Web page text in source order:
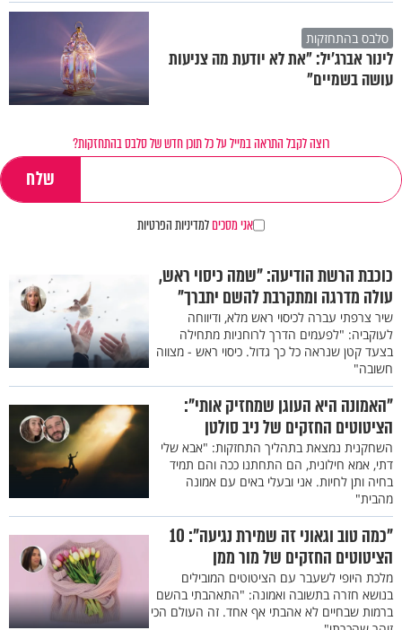
סלבס בהתחזקות
לינור אברג'יל: "את לא יודעת מה צניעות
עושה בשמיים"
רוצה לקבל התראה במייל על כל תוכן חדש של סלבס בהתחזקות?
אני מסכיםלמדיניות הפרטיות
כוכבת הרשת הודיעה: "שמה כיסוי ראש,
עולה מדרגה ומתקרבת להשם יתברך"
שיר צרפתי עברה לכיסוי ראש מלא, ודיווחה
לעוקביה: "לפעמים הדרך לרוחניות מתחילה
בצעד קטן שנראה כל כך גדול. כיסוי ראש - מצווה
חשובה"
"האמונה היא העוגן שמחזיק אותי":
הציטוטים החזקים של ניב סולטן
השחקנית נמצאת בתהליך התחזקות: "אבא שלי
דתי, אמא חילונית, הם התחתנו ככה והם תמיד
בחיה ותן לחיות. אני ובעלי באים עם אמונה
מהבית"
"כמה טוב וגאוני זה שמירת נגיעה": 10
הציטוטים החזקים של מור ממן
מלכת היופי לשעבר עם הציטוטים המובילים
בנושא חזרה בתשובה ואמונה: "התאהבתי בהשם
ברמות שבחיים לא אהבתי אף אחד. זה העולם הכי